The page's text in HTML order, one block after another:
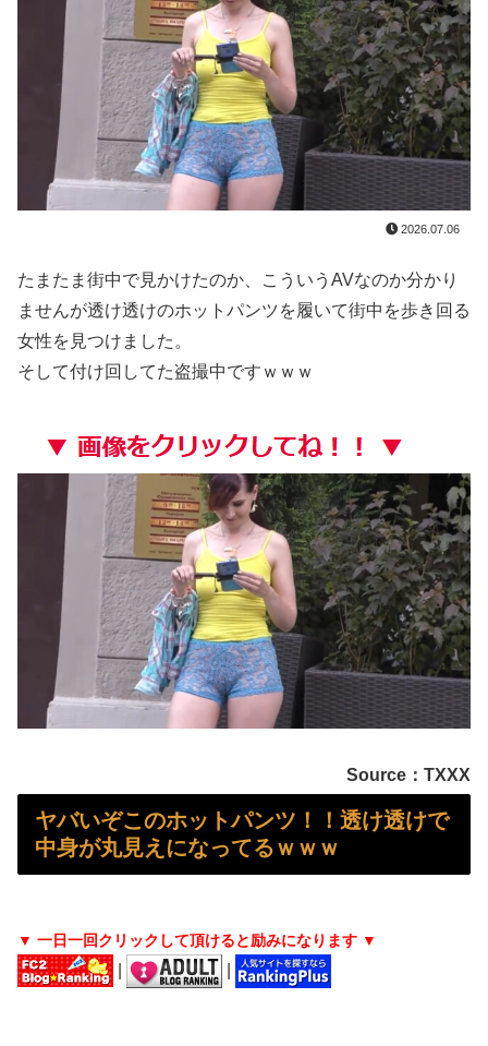
【画像】 JKさん、日本最大級の”水かけ祭り”フェスでおっ〇ぱい丸見え！大量ぶっかけハプニングｗｗｗ
山田ゆり、AVデビュー＆乳首ヌードお●ぱいがエ□過ぎる！Madonna超大型新人、セッ●ス解禁！（エ□動画）
職場の人妻と不倫をして、ついに、、、
やっぱり肉が好き
【櫻坂46】 日向坂46大田美月、この四期生らと交流がある模様
【ネオポルテ】 実写配信中に金〇が映る大事故が発生!?
【朗報】 爆胸の気象予報士さん、NHKから解き放たれる
【画像】 「マスク美人さん、また我々を欺く」←海外でも流行りだした結果がこちらw w w w w w w
【シコ画像】 ドスケベJKさん、何故か自らのパンツを見せつけてしまうｗｗｗｗｗｗｗｗｗｗｗ
姉「下着に違和感がある！イタズラしたでしょ！？」俺「してないよ」←姉が寝ている間にイタズラしたと勘違いされているのだが・・・
【画像】 吉岡里帆さん、アドリブで相手役俳優の手を取りお●ぱいに押し当ててしまう！
ワンコかと思ったらネコ!? 脳が完全にバグるｗ
【動画】 移民ベトナム女達の宅飲み、レベチｗｗｗｗｗｗｗｗｗｗｗｗｗｗｗｗｗｗｗｗｗｗｗｗ
【悲報】 玉川徹さん、警官の発泡での包丁男死亡に「絶対に死刑にならない罪なのに警察が死刑にした！」 → 元警官のマジレスがコチラ → ………
【画像】 ワイ「ミルク出たね」美少女「出たね、じゃねえ」
2026.07.06
たまたま街中で見かけたのか、こういうAVなのか分かり
ませんが透け透けのホットパンツを履いて街中を歩き回る
女性を見つけました。
そして付け回してた盗撮中ですｗｗｗ
Source：TXXX
ヤバいぞこのホットパンツ！！透け透けで
中身が丸見えになってるｗｗｗ
▼ 一日一回クリックして頂けると励みになります ▼